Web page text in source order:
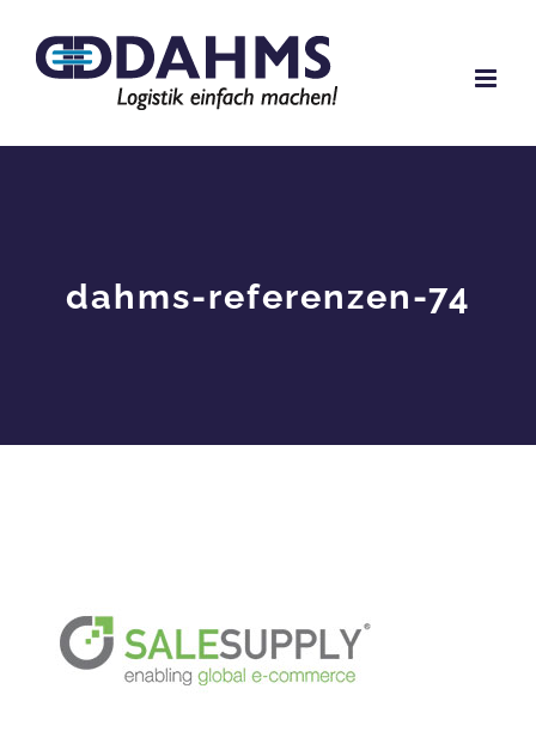
Inhalt
dahms-referenzen-74